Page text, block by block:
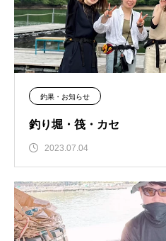
釣果・お知らせ
釣り堀・筏・カセ
2023.07.04